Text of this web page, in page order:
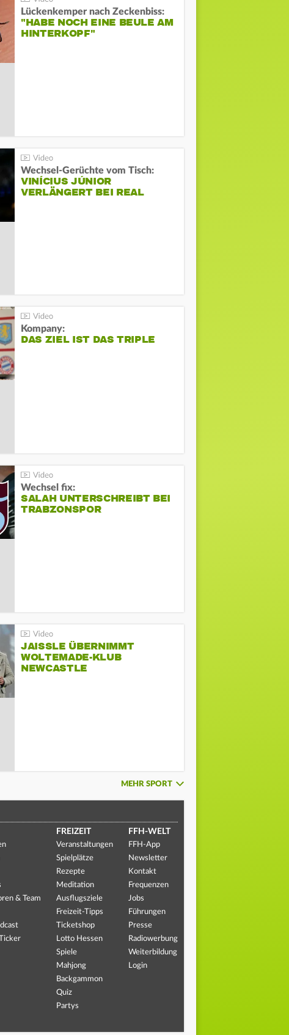
Lückenkemper nach Zeckenbiss:
"HABE NOCH EINE BEULE AM
HINTERKOPF"
Wechsel-Gerüchte vom Tisch:
VINÍCIUS JÚNIOR
VERLÄNGERT BEI REAL
Kompany:
DAS ZIEL IST DAS TRIPLE
Wechsel fix:
SALAH UNTERSCHREIBT BEI
TRABZONSPOR
JAISSLE ÜBERNIMMT
WOLTEMADE-KLUB
NEWCASTLE
MEHR SPORT
& Team
FREIZEIT
Veranstaltungen
Spielplätze
Rezepte
Meditation
Ausflugsziele
Freizeit-Tipps
Ticketshop
Lotto Hessen
Spiele
Mahjong
Backgammon
Quiz
Partys
FFH-WELT
FFH-App
Newsletter
Kontakt
Frequenzen
Jobs
Führungen
Presse
Radiowerbung
Weiterbildung
Login